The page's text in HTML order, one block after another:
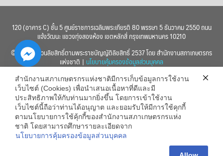
120 (อาคาร C) ชั้น 5 ศูนย์ราชการเฉลิมพระเกียรติ 80 พรรษา 5 ธันวาคม 2550 ถนน
แจ้งวัฒนะ แขวงทุ่งสองห้อง เขตหลักสี่ กรุงเทพมหานคร 10210
© 2560 สงวนลิขสิทธิ์ตามพระราชบัญญัติลิขสิทธิ์ 2537 โดย สำนักงานสภาเกษตรกร
แห่งชาติ | นโยบายคุ้มครองข้อมูลส่วนบุคคล
สำนักงานสภาเกษตรกรแห่งชาติมีการเก็บข้อมูลการใช้งาน
เว็บไซต์ (Cookies) เพื่อนำเสนอเนื้อหาที่ดีและมี
ประสิทธิภาพให้กับท่านมากยิ่งขึ้น โดยการเข้าใช้งาน
เว็บไซต์นี้ถือว่าท่านได้อนุญาต และยอมรับให้มีการใช้คุกกี้
ตามนโยบายการใช้คุ้กกี้ของสำนักงานสภาเกษตรกรแห่ง
ชาติ โดยสามารถศึกษารายละเอียดจาก
นโยบายการคุ้มครองข้อมูลส่วนบุคคล
Hide
chaty